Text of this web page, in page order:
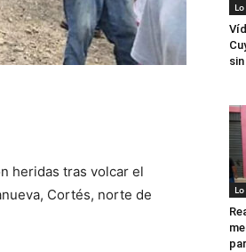
heridas tras volcar el
Cortés, norte de